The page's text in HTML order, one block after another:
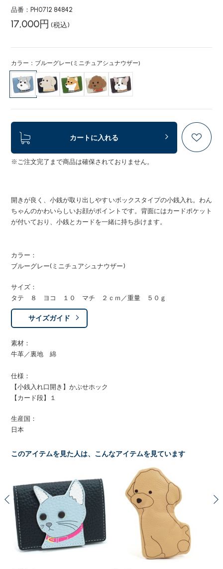
品番：PH0712 84842
17,000円 (税込)
カラー：ブルーグレー(ミニチュアシュナウザー)
カートに入れる
※ご注文完了まで商品は確保されておりません。
開きが良く、小銭が取り出しやすいボックスタイプの小銭入れ。わん
ちゃんのかわいらしいお顔がポイントです。背面にはカードポケット
が付いており、小銭とカードを一緒に持ち歩けます。
カラー：
ブルーグレー(ミニチュアシュナウザー)
サイズ：
タテ ８ ヨコ １０ マチ ２ｃｍ／重量 ５０ｇ
サイズガイド
素材：
牛革／裏地 綿
仕様：
【小銭入れ口開き】かぶせホック
【カード段】１
生産国：
日本
このアイテムを見た人は、こんなアイテムを見ています